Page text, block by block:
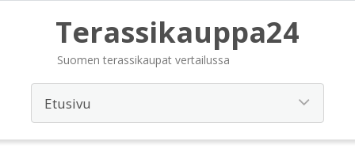
Terassikauppa24
Suomen terassikaupat vertailussa